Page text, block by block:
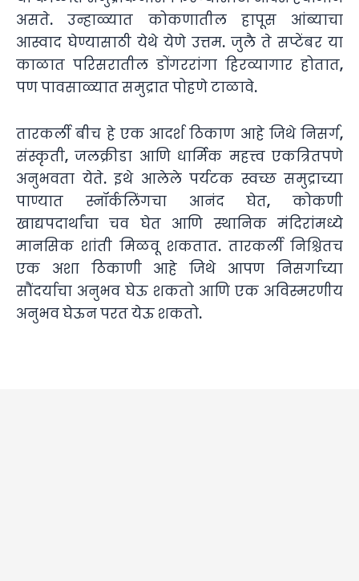
असते. उन्हाळ्यात कोकणातील हापूस आंब्याचा
आस्वाद घेण्यासाठी येथे येणे उत्तम. जुलै ते सप्टेंबर या
काळात परिसरातील डोंगररांगा हिरव्यागार होतात,
पण पावसाळ्यात समुद्रात पोहणे टाळावे.
तारकर्ली बीच हे एक आदर्श ठिकाण आहे जिथे निसर्ग,
संस्कृती, जलक्रीडा आणि धार्मिक महत्त्व एकत्रितपणे
अनुभवता येते. इथे आलेले पर्यटक स्वच्छ समुद्राच्या
पाण्यात स्नॉर्कलिंगचा आनंद घेत, कोकणी
खाद्यपदार्थांचा चव घेत आणि स्थानिक मंदिरांमध्ये
मानसिक शांती मिळवू शकतात. तारकर्ली निश्चितच
एक अशा ठिकाणी आहे जिथे आपण निसर्गाच्या
सौंदर्याचा अनुभव घेऊ शकतो आणि एक अविस्मरणीय
अनुभव घेऊन परत येऊ शकतो.